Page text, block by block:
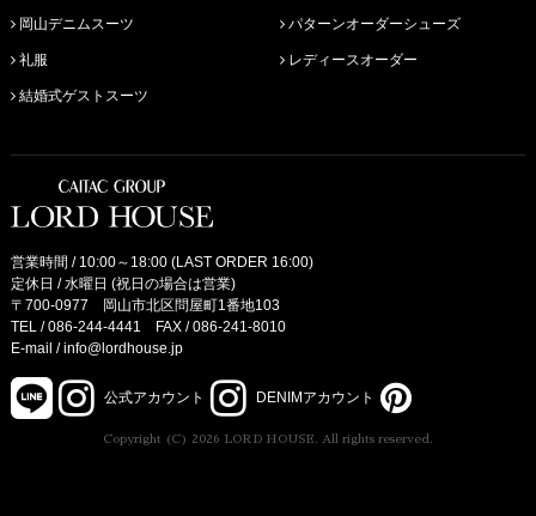
岡山デニムスーツ
礼服
結婚式ゲストスーツ
パターンオーダーシューズ
レディースオーダー
営業時間 / 10:00～18:00 (LAST ORDER 16:00)
定休日 / 水曜日 (祝日の場合は営業)
〒700-0977 岡山市北区問屋町1番地103
TEL /086-244-4441
FAX / 086-241-8010
E-mail /info@lordhouse.jp
公式アカウント DENIMアカウント
Copyright (C) 2026 LORD HOUSE. All rights reserved.